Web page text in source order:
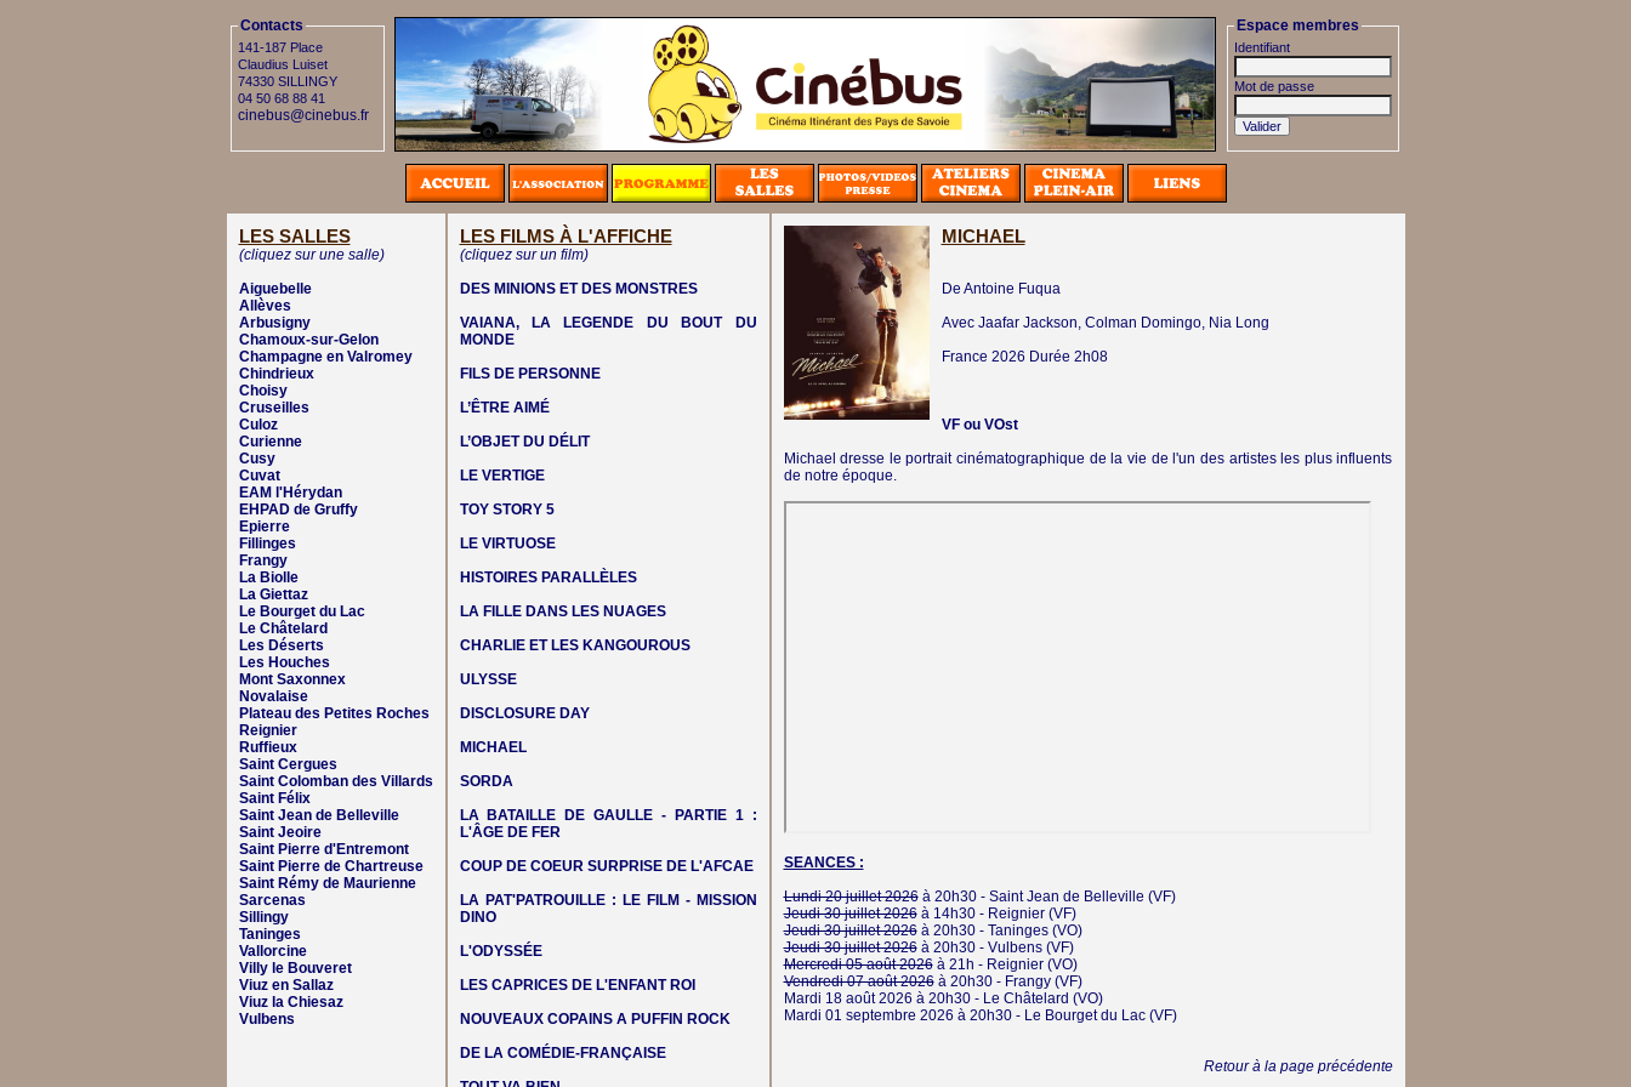
Contacts
141-187 Place
Claudius Luiset
74330 SILLINGY
04 50 68 88 41
cinebus@cinebus.fr
Espace membres
Identifiant
Mot de passe
LES SALLES
(cliquez sur une salle)
Aiguebelle
Allèves
Arbusigny
Chamoux-sur-Gelon
Champagne en Valromey
Chindrieux
Choisy
Cruseilles
Culoz
Curienne
Cusy
Cuvat
EAM l'Hérydan
EHPAD de Gruffy
Epierre
Fillinges
Frangy
La Biolle
La Giettaz
Le Bourget du Lac
Le Châtelard
Les Déserts
Les Houches
Mont Saxonnex
Novalaise
Plateau des Petites Roches
Reignier
Ruffieux
Saint Cergues
Saint Colomban des Villards
Saint Félix
Saint Jean de Belleville
Saint Jeoire
Saint Pierre d'Entremont
Saint Pierre de Chartreuse
Saint Rémy de Maurienne
Sarcenas
Sillingy
Taninges
Vallorcine
Villy le Bouveret
Viuz en Sallaz
Viuz la Chiesaz
Vulbens
LES FILMS À L'AFFICHE
(cliquez sur un film)
DES MINIONS ET DES MONSTRES
VAIANA, LA LEGENDE DU BOUT DU
MONDE
FILS DE PERSONNE
L’ÊTRE AIMÉ
L’OBJET DU DÉLIT
LE VERTIGE
TOY STORY 5
LE VIRTUOSE
HISTOIRES PARALLÈLES
LA FILLE DANS LES NUAGES
CHARLIE ET LES KANGOUROUS
ULYSSE
DISCLOSURE DAY
MICHAEL
SORDA
LA BATAILLE DE GAULLE - PARTIE 1 :
L'ÂGE DE FER
COUP DE COEUR SURPRISE DE L'AFCAE
LA PAT'PATROUILLE : LE FILM - MISSION
DINO
L'ODYSSÉE
LES CAPRICES DE L'ENFANT ROI
NOUVEAUX COPAINS A PUFFIN ROCK
DE LA COMÉDIE-FRANÇAISE
MICHAEL
De Antoine Fuqua
Avec Jaafar Jackson, Colman Domingo, Nia Long
France 2026 Durée 2h08
VF ou VOst
Michael dresse le portrait cinématographique de la vie de l'un des artistes les plus influents
de notre époque.
SEANCES :
Lundi 20 juillet 2026à 20h30 - Saint Jean de Belleville (VF)
Jeudi 30 juillet 2026à 14h30 - Reignier(VF)
Jeudi 30 juillet 2026à 20h30 - Taninges(VO)
Jeudi 30 juillet 2026à 20h30 - Vulbens(VF)
Mercredi 05 août 2026à 21h - Reignier(VO)
Vendredi 07 août 2026à 20h30 - Frangy(VF)
Mardi 18 août 2026 à 20h30 - Le Châtelard (VO)
Mardi 01 septembre 2026 à 20h30 - Le Bourget du Lac(VF)
Retour à la page précédente